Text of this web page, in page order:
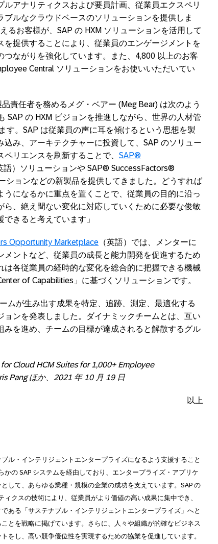
ルアナリティクスおよび要員計画、従業員エクスペリ
ルなクラウドベースのソリューションを提供しま
るお客様が、SAP の HXM ソリューションを活用して
を提供することにより、従業員のエンゲージメントを
つながりを強化しています。また、4,800 以上のお客
Central ソリューションをお使いいただいてい
責任者を務めるメグ・ベアー (Meg Bear) は次のよう
SAP の HXM ビジョンを推進しながら、世界の人材管
す。SAP は従業員の声に耳を傾けるという思想を製
み、アーキテクチャーに投資して、SAP のソリュー
リエンスを刷新することで、 SAP®
語）ソリューションや SAP® SuccessFactors®
ションなどの新製品を提供してきました。どうすれば
になるかに重点を置くことで、従業員の目的に沿っ
ら、絶え間ない変化に対応していくために必要な俊敏
きると考えています」
Opportunity Marketplace （英語）では、メンターに
メントなど、従業員の成長と能力開発を促進するため
は各従業員の経時的な変化を総合的に把握できる機械
of Capabilities」に基づくソリューションです。
ムが生み出す成果を特定、追跡、測定、最適化する
ョンを発表しました。ダイナミックチームとは、互い
みを進め、チームの目標が達成されると解散するグル
Cloud HCM Suites for 1,000+ Employee
Pangほか、 2021 年 10 月 19 日
以上
ル・インテリジェントエンタープライズになるよう支援すること
の SAP システムを経由しており、エンタープライズ・アプリケ
して、あらゆる業種・規模の企業の成功を支えています。SAP の
クスの技術により、従業員がより価値の高い成果に集中でき、
ある「サステナブル・インテリジェントエンタープライズ」へと
とを戦略に掲げています。さらに、人々や組織が的確なビジネス
をし、高い競争優位性を実現するための協業を促進しています。